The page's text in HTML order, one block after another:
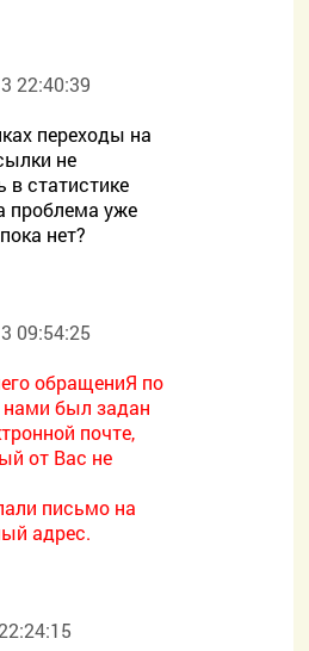
22:40:39
переходы на
не
в статистике
проблема уже
нет?
09:54:25
обращениЯ по
был задан
почте,
от Вас не
письмо на
адрес.